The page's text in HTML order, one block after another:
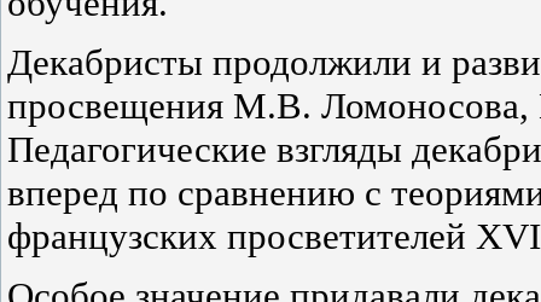
Декабристы продолжили и
просвещения М.В.
Педагогические взгляды
вперед по сравнению с
французских просветителей